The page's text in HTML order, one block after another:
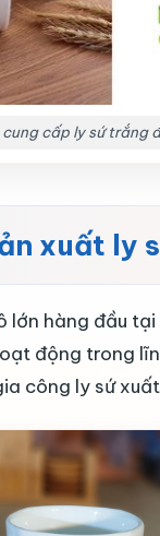
cấp ly sứ trắng
xuất ly
hàng đầu
động trong
công ly sứ